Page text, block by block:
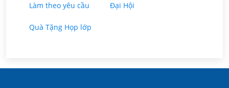
Làm theo yêu cầu Đại Hội
Quà Tặng Họp lớp